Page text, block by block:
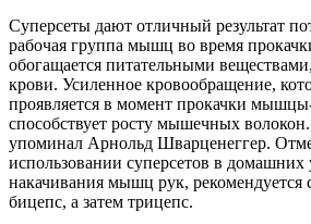
Суперсеты дают отличный результат
рабочая группа мышц во время
обогащается питательными
крови. Усиленное кровообращение,
проявляется в момент прокачки
способствует росту мышечных
упоминал Арнольд Шварценеггер.
использовании суперсетов в домашних
накачивания мышц рук, рекомендуется
бицепс, а затем трицепс.